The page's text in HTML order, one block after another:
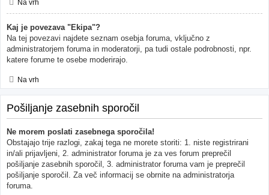
Na vrh
Kaj je povezava "Ekipa"?
Na tej povezavi najdete seznam osebja foruma, vključno z
administratorjem foruma in moderatorji, pa tudi ostale podrobnosti, npr.
katere forume te osebe moderirajo.
Na vrh
Pošiljanje zasebnih sporočil
Ne morem poslati zasebnega sporočila!
Obstajajo trije razlogi, zakaj tega ne morete storiti: 1. niste registrirani
in/ali prijavljeni, 2. administrator foruma je za ves forum preprečil
pošiljanje zasebnih sporočil, 3. administrator foruma vam je preprečil
pošiljanje sporočil. Za več informacij se obrnite na administratorja
foruma.